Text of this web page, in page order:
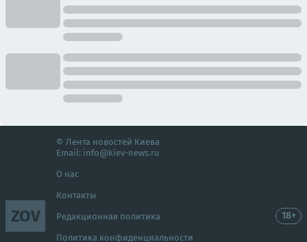
ZOV
© Лента новостей Киева
Email: info@kiev-news.ru
О нас
Контакты
Редакционная политика
Политика конфиденциальности
18+